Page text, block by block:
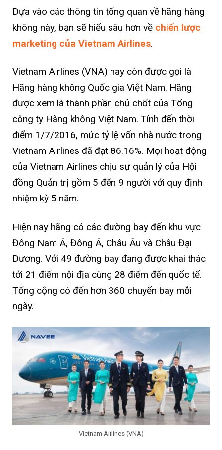
Dựa vào các thông tin tổng quan về hãng hàng
không này, bạn sẽ hiểu sâu hơn về chiến lược
marketing của Vietnam Airlines.
Vietnam Airlines (VNA) hay còn được gọi là
Hãng hàng không Quốc gia Việt Nam. Hãng
được xem là thành phần chủ chốt của Tổng
công ty Hàng không Việt Nam. Tính đến thời
điểm 1/7/2016, mức tỷ lệ vốn nhà nước trong
Vietnam Airlines đã đạt 86.16%. Mọi hoạt động
của Vietnam Airlines chịu sự quản lý của Hội
đồng Quản trị gồm 5 đến 9 người với quy định
nhiệm kỳ 5 năm.
Hiện nay hãng có các đường bay đến khu vực
Đông Nam Á, Đông Á, Châu Âu và Châu Đại
Dương. Với 49 đường bay đang được khai thác
tới 21 điểm nội địa cùng 28 điểm đến quốc tế.
Tổng cộng có đến hơn 360 chuyến bay mỗi
ngày.
Vietnam Airlines (VNA)